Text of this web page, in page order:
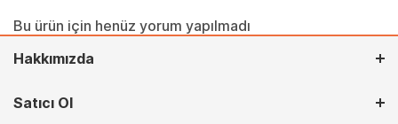
Bu ürün için henüz yorum yapılmadı
Hakkımızda
Satıcı Ol